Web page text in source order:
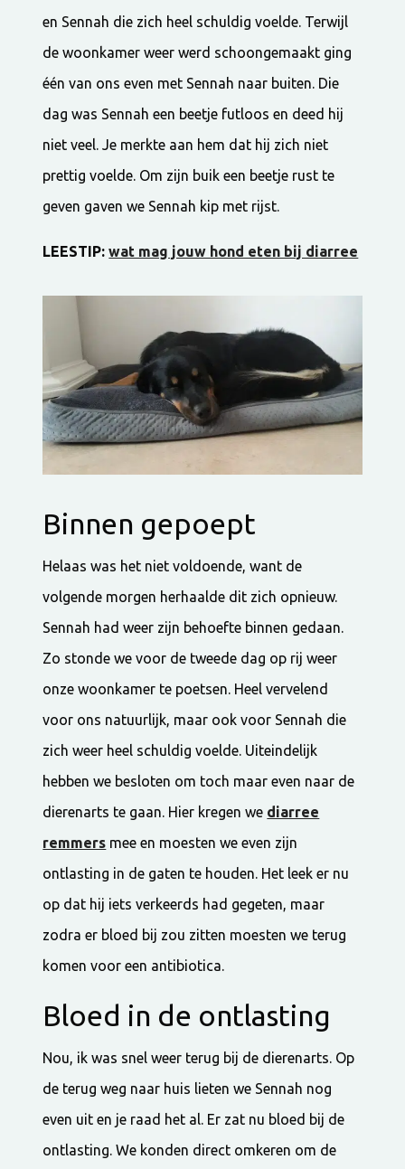
en Sennah die zich heel schuldig voelde. Terwijl
de woonkamer weer werd schoongemaakt ging
één van ons even met Sennah naar buiten. Die
dag was Sennah een beetje futloos en deed hij
niet veel. Je merkte aan hem dat hij zich niet
prettig voelde. Om zijn buik een beetje rust te
geven gaven we Sennah kip met rijst.
LEESTIP:wat mag jouw hond eten bij diarree
Binnen gepoept
Helaas was het niet voldoende, want de
volgende morgen herhaalde dit zich opnieuw.
Sennah had weer zijn behoefte binnen gedaan.
Zo stonde we voor de tweede dag op rij weer
onze woonkamer te poetsen. Heel vervelend
voor ons natuurlijk, maar ook voor Sennah die
zich weer heel schuldig voelde. Uiteindelijk
hebben we besloten om toch maar even naar de
dierenarts te gaan. Hier kregen we diarree
remmers mee en moesten we even zijn
ontlasting in de gaten te houden. Het leek er nu
op dat hij iets verkeerds had gegeten, maar
zodra er bloed bij zou zitten moesten we terug
komen voor een antibiotica.
Bloed in de ontlasting
Nou, ik was snel weer terug bij de dierenarts. Op
de terug weg naar huis lieten we Sennah nog
even uit en je raad het al. Er zat nu bloed bij de
ontlasting. We konden direct omkeren om de